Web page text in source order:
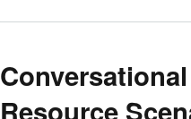
Resource